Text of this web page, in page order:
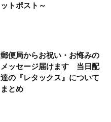
ットポスト～
郵便局からお祝い・お悔みの
メッセージ届けます 当日配
達の『レタックス』について
まとめ